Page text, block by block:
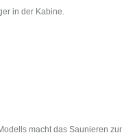
in der Kabine.
macht das Saunieren